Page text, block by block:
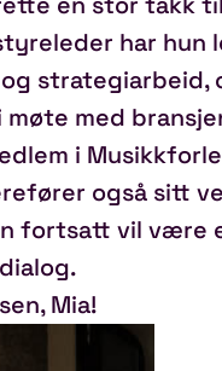
har
med
i
også sitt
fortsatt vil være
Mia!